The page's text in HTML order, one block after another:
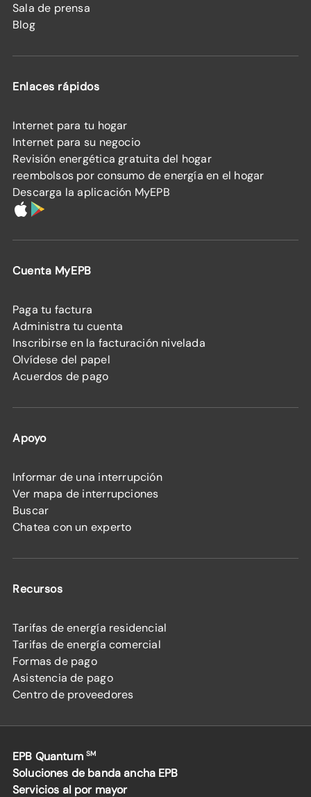
Sala de prensa
Blog
Enlaces rápidos
Internet para tu hogar
Internet para su negocio
Revisión energética gratuita del hogar
reembolsos por consumo de energía en el hogar
Descarga la aplicación MyEPB
Cuenta MyEPB
Paga tu factura
Administra tu cuenta
Inscribirse en la facturación nivelada
Olvídese del papel
Acuerdos de pago
Apoyo
Informar de una interrupción
Ver mapa de interrupciones
Buscar
Chatea con un experto
Recursos
Tarifas de energía residencial
Tarifas de energía comercial
Formas de pago
Asistencia de pago
Centro de proveedores
EPB Quantum SM
Soluciones de banda ancha EPB
Servicios al por mayor